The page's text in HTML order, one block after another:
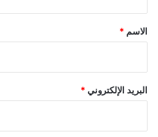
*
الاسم *
البريد الإلكتروني*